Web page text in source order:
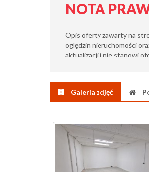
NOTA
Opis oferty zawarty na
oględzin nieruchomości
aktualizacji i nie stanowi
Galeria zdjęć